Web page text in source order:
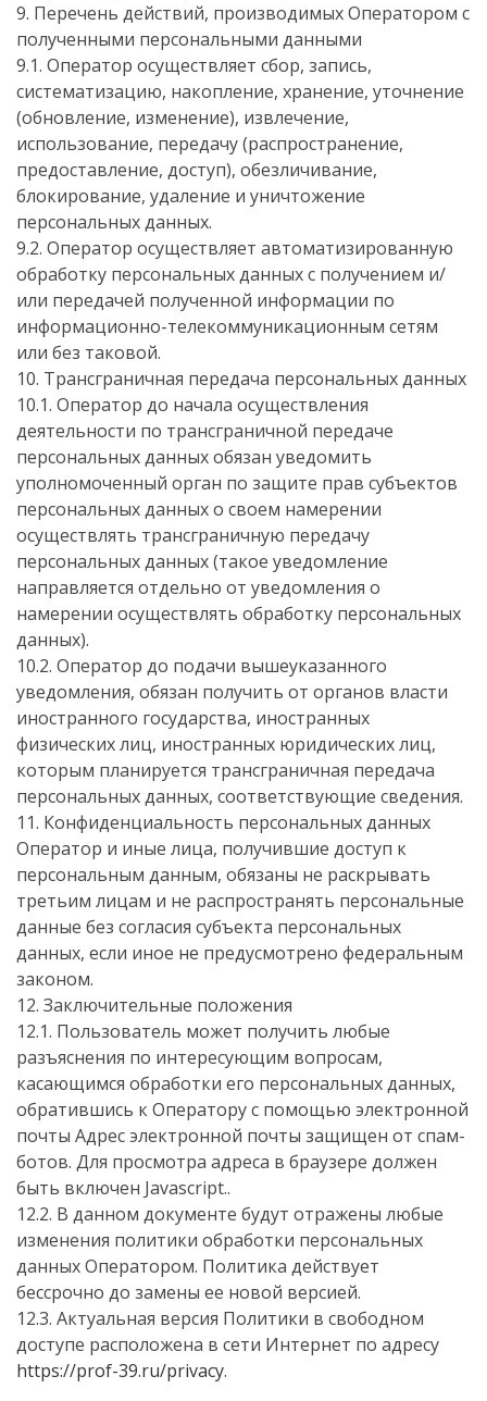
9. Перечень действий, производимых Оператором с
полученными персональными данными
9.1. Оператор осуществляет сбор, запись,
систематизацию, накопление, хранение, уточнение
(обновление, изменение), извлечение,
использование, передачу (распространение,
предоставление, доступ), обезличивание,
блокирование, удаление и уничтожение
персональных данных.
9.2. Оператор осуществляет автоматизированную
обработку персональных данных с получением и/
или передачей полученной информации по
информационно-телекоммуникационным сетям
или без таковой.
10. Трансграничная передача персональных данных
10.1. Оператор до начала осуществления
деятельности по трансграничной передаче
персональных данных обязан уведомить
уполномоченный орган по защите прав субъектов
персональных данных о своем намерении
осуществлять трансграничную передачу
персональных данных (такое уведомление
направляется отдельно от уведомления о
намерении осуществлять обработку персональных
данных).
10.2. Оператор до подачи вышеуказанного
уведомления, обязан получить от органов власти
иностранного государства, иностранных
физических лиц, иностранных юридических лиц,
которым планируется трансграничная передача
персональных данных, соответствующие сведения.
11. Конфиденциальность персональных данных
Оператор и иные лица, получившие доступ к
персональным данным, обязаны не раскрывать
третьим лицам и не распространять персональные
данные без согласия субъекта персональных
данных, если иное не предусмотрено федеральным
законом.
12. Заключительные положения
12.1. Пользователь может получить любые
разъяснения по интересующим вопросам,
касающимся обработки его персональных данных,
обратившись к Оператору с помощью электронной
почты Адрес электронной почты защищен от спам-
ботов. Для просмотра адреса в браузере должен
быть включен Javascript..
12.2. В данном документе будут отражены любые
изменения политики обработки персональных
данных Оператором. Политика действует
бессрочно до замены ее новой версией.
12.3. Актуальная версия Политики в свободном
доступе расположена в сети Интернет по адресу
https://prof-39.ru/privacy.